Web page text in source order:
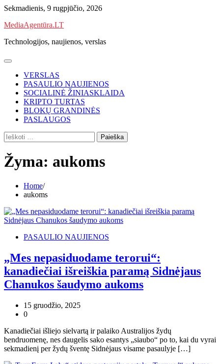
Skip
content
Sekmadienis, 9 rugpjūčio, 2026
MediaAgentūra.LT
Technologijos, naujienos, verslas
VERSLAS
PASAULIO NAUJIENOS
SOCIALINĖ ŽINIASKLAIDA
KRIPTO TURTAS
BLOKŲ GRANDINĖS
PASLAUGOS
Ieškoti:
Žyma: aukoms
Home
aukoms
PASAULIO NAUJIENOS
„Mes nepasiduodame terorui“:
kanadiečiai išreiškia paramą Sidnėjaus
Chanukos šaudymo aukoms
15 gruodžio, 2025
0
Kanadiečiai išliejo sielvartą ir palaiko Australijos žydų
bendruomenę, nes daugelis sako esantys „siaubo“ po to, kai du vyrai
sekmadienį per žydų šventę Sidnėjaus visame pasaulyje […]